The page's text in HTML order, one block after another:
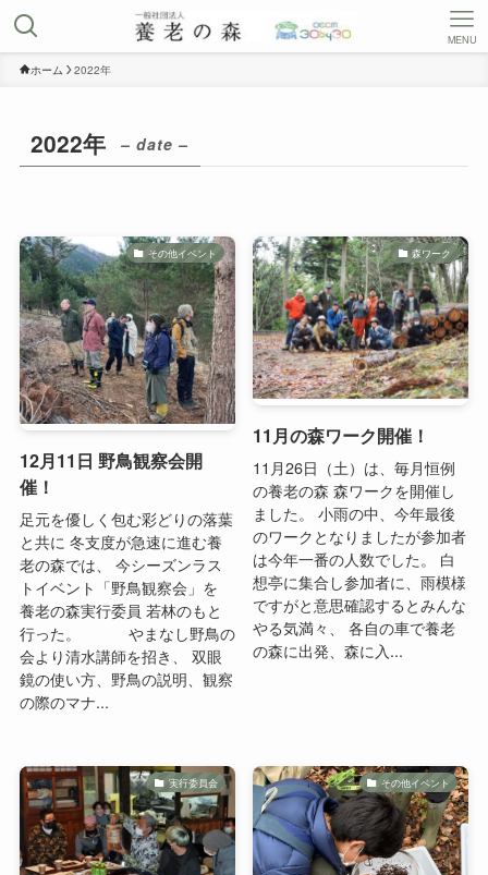
MENU
ホーム 2022年
2022年 – date –
その他イベント
12月11日 野鳥観察会開
催！
足元を優しく包む彩どりの落葉
と共に 冬支度が急速に進む養
老の森では、 今シーズンラス
トイベント「野鳥観察会」を
養老の森実行委員 若林のもと
行った。 やまなし野鳥の
会より清水講師を招き、 双眼
鏡の使い方、野鳥の説明、観察
の際のマナ...
森ワーク
11月の森ワーク開催！
11月26日（土）は、毎月恒例
の養老の森 森ワークを開催し
ました。 小雨の中、今年最後
のワークとなりましたが参加者
は今年一番の人数でした。 白
想亭に集合し参加者に、雨模様
ですがと意思確認するとみんな
やる気満々、 各自の車で養老
の森に出発、森に入...
実行委員会 その他イベント